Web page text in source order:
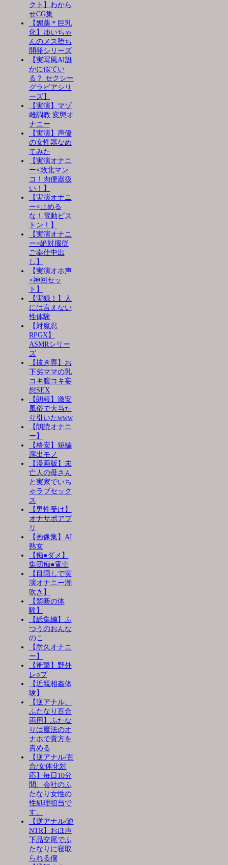
クト】わから
せCG集
【媚薬＊巨乳
化】ゆいちゃ
んのメス堕ち
開発シリーズ
【実写風AI誰
かに似てい
る？ セクシー
グラビアシリ
ーズ】
【実演】マゾ
雌調教 変態オ
ナニー
【実演】声優
の女性器なめ
てみた
【実演オナニ
ー×敗北マン
コ！肉便器扱
い！】
【実演オナニ
ー×止める
な！電動ピス
トン！】
【実演オナニ
ー×絶対服従
ご奉仕中出
し】
【実演オホ声
×神回セッ
ト】
【実録！】人
には言えない
性体験
【対魔忍
RPGX】
ASMRシリー
ズ
【抜き専】お
下劣ママの乳
コキ膣コキ妄
想SEX
【朗報】激安
風俗で大当た
り引いたwww
【朗読オナニ
ー】
【格安】短編
露出モノ
【漫画版】未
亡人の母さん
と実家でいち
ゃラブセック
ス
【男性受け】
オナサポアプ
リ
【画像集】AI
熟女
【痴●ダメ】
集団痴●電車
【目隠しで実
演オナニー潮
吹き】
【禁断の体
験】
【総集編】ふ
つうのおんな
のこ
【耐久オナニ
ー】
【衝撃】野外
レ○プ
【近親相姦体
験】
【逆アナル、
ふたなり百合
両用】ふたな
りは魔法のオ
ナホで貴方を
責める
【逆アナル/百
合/女体化対
応】毎日10分
間、会社のふ
たなり女性の
性処理担当で
す。
【逆アナル/逆
NTR】おほ声
下品交尾でふ
たなりに寝取
られる僕